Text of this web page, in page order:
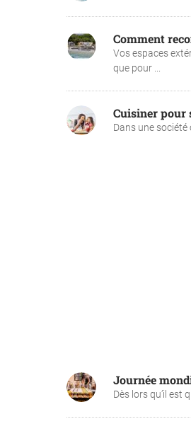
Comment
Vos espaces
que pour ...
Cuisiner pour
Dans une
Journée
Dès lors qu’il est